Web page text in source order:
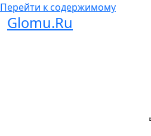
Перейти к содержимому
Glomu.Ru